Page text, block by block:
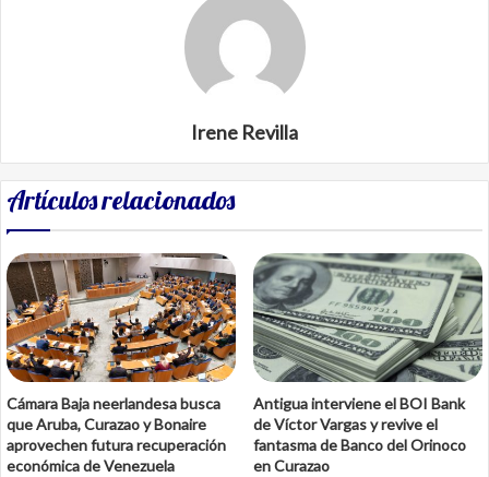
Irene Revilla
Artículos relacionados
Cámara Baja neerlandesa busca
que Aruba, Curazao y Bonaire
aprovechen futura recuperación
económica de Venezuela
Antigua interviene el BOI Bank
de Víctor Vargas y revive el
fantasma de Banco del Orinoco
en Curazao